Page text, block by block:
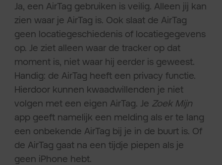
Ja, een AirTag gebruiken is veilig. Alleen jij kan
zien waar je AirTag is. Ook slaat de AirTag
geen locatiegeschiedenis of locatiegegevens
op. Je ziet alleen waar de tracker op dat
moment is, niet waar hij eerder is geweest.
Handig: de AirTag heeft een privacy functie.
Hierdoor kunnen kwaadwillenden je niet
volgen met een eigen AirTag. Je Zoek Mijn
app geeft namelijk een melding als er te lang
een onbekende AirTag bij je in de buurt is. Of
de AirTag gaat na een tijdje piepen als je
geen iPhone hebt.